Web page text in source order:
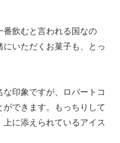
番飲むと言われる国なの
いただくお菓子も、とっ
印象ですが、ロバートコ
できます。もっちりして
に添えられているアイス